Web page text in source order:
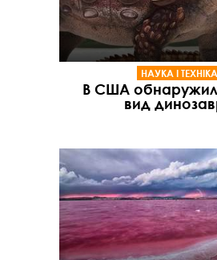
НАУКА І ТЕХНІКА
В США
вид